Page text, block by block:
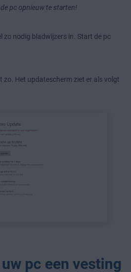
pc opnieuw te starten!
zo nodig bladwijzers in. Start de pc
zo. Het updatescherm ziet er als volgt
pc een vesting